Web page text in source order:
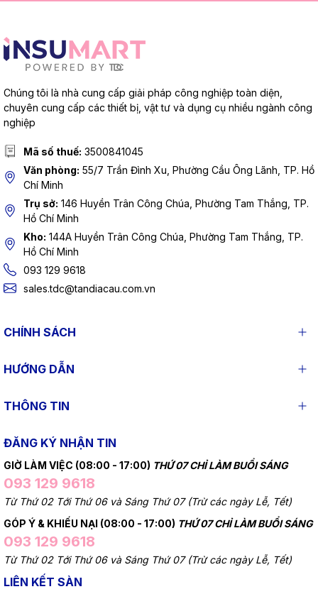
Chúng tôi là nhà cung cấp giải pháp công nghiệp toàn diện,
chuyên cung cấp các thiết bị, vật tư và dụng cụ nhiều ngành công
nghiệp
Mã số thuế: 3500841045
Văn phòng: 55/7 Trần Đình Xu, Phường Cầu Ông Lãnh, TP. Hồ
Chí Minh
Trụ sở: 146 Huyền Trân Công Chúa, Phường Tam Thắng, TP.
Hồ Chí Minh
Kho: 144A Huyền Trân Công Chúa, Phường Tam Thắng, TP.
Hồ Chí Minh
093 129 9618
sales.tdc@tandiacau.com.vn
CHÍNH SÁCH
HƯỚNG DẪN
THÔNG TIN
ĐĂNG KÝ NHẬN TIN
GIỜ LÀM VIỆC (08:00 - 17:00) THỨ 07 CHỈ LÀM BUỔI SÁNG
093 129 9618
Từ Thứ 02 Tới Thứ 06 và Sáng Thứ 07 (Trừ các ngày Lễ, Tết)
GÓP Ý & KHIẾU NẠI (08:00 - 17:00) THỨ 07 CHỈ LÀM BUỔI SÁNG
093 129 9618
Từ Thứ 02 Tới Thứ 06 và Sáng Thứ 07 (Trừ các ngày Lễ, Tết)
LIÊN KẾT SÀN